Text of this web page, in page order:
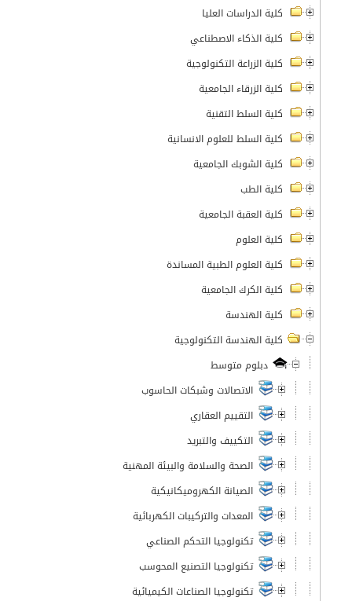
كلية الدراسات العليا
كلية الذكاء الاصطناعي
كلية الزراعة التكنولوجية
كلية الزرقاء الجامعية
كلية السلط التقنية
كلية السلط للعلوم الانسانية
كلية الشوبك الجامعية
كلية الطب
كلية العقبة الجامعية
كلية العلوم
كلية العلوم الطبية المساندة
كلية الكرك الجامعية
كلية الهندسة
كلية الهندسة التكنولوجية
دبلوم متوسط
الاتصالات وشبكات الحاسوب
التقييم العقاري
التكييف والتبريد
الصحة والسلامة والبيئة المهنية
الصيانة الكهروميكانيكية
المعدات والتركيبات الكهربائية
تكنولوجيا التحكم الصناعي
تكنولوجيا التصنيع المحوسب
تكنولوجيا الصناعات الكيميائية